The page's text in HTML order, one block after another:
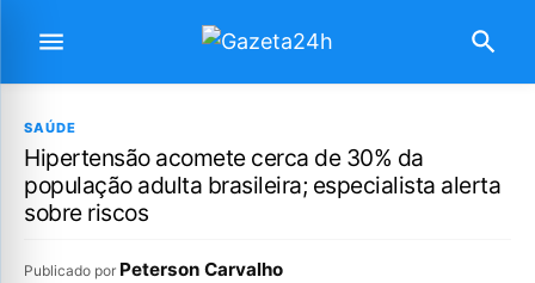
SAÚDE
Hipertensão acomete cerca de 30% da
população adulta brasileira; especialista alerta
sobre riscos
Publicado por Peterson Carvalho